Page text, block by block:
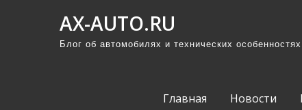
AX-AUTO.RU
Блог об автомобилях и технических особенностях
Главная Новости